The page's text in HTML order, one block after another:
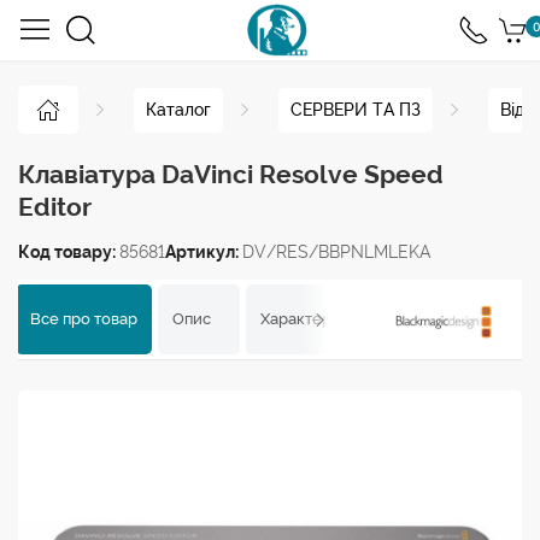
0
Каталог СЕРВЕРИ ТА ПЗ
Клавіатура DaVinci Resolve Speed
Editor
Код товару:85681Артикул: DV/RES/BBPNLMLEKA
Все про товар Опис Характеристики Відгуки